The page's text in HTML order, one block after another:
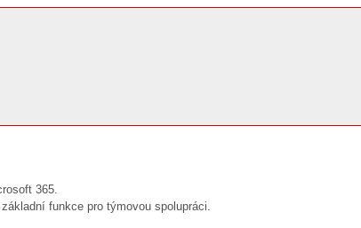
365.
funkce pro týmovou spolupráci.